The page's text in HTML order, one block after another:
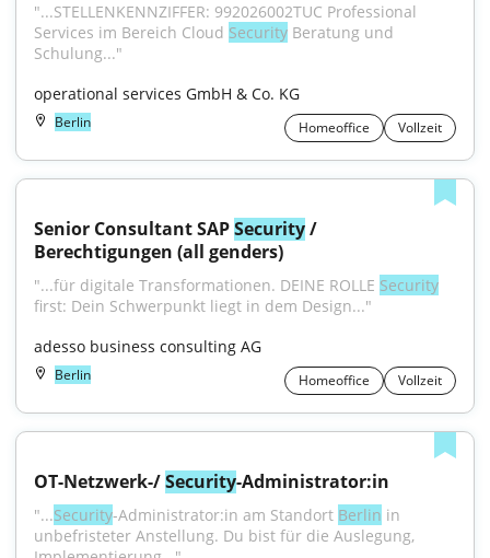
"...STELLENKENNZIFFER: 992026002TUC Professional
Services im Bereich Cloud Security Beratung und
Schulung..."
operational services GmbH & Co. KG
Berlin Homeoffice Vollzeit
Senior Consultant SAP Security /
Berechtigungen (all genders)
"...für digitale Transformationen. DEINE ROLLE Security
first: Dein Schwerpunkt liegt in dem Design..."
adesso business consulting AG
Berlin Homeoffice Vollzeit
OT-Netzwerk-/ Security-Administrator:in
"...Security-Administrator:in am Standort Berlin in
unbefristeter Anstellung. Du bist für die Auslegung,